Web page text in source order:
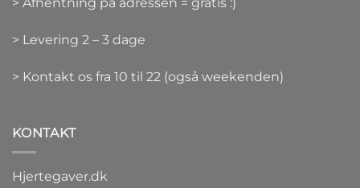
> Levering 2 – 3 dage
> Kontakt os fra 10 til 22 (også weekenden)
KONTAKT
Hjertegaver.dk